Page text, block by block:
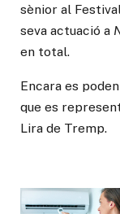
sènior al
seva actuació a
en total.
Encara es
que es
Lira de Tremp.